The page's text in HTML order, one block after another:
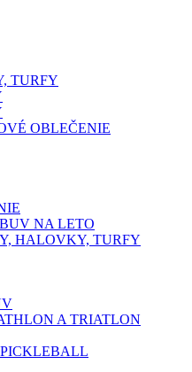
TURFY
OBLEČENIE
NA LETO
HALOVKY, TURFY
A TRIATLON